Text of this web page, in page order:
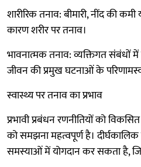
शारीरिक तनाव: बीमारी, नींद की
कारण शरीर पर तनाव।
भावनात्मक तनाव: व्यक्तिगत संबंधों में
जीवन की प्रमुख घटनाओं के
स्वास्थ्य पर तनाव का प्रभाव
प्रभावी प्रबंधन रणनीतियों को
को समझना महत्वपूर्ण है।
समस्याओं में योगदान कर सकता है,